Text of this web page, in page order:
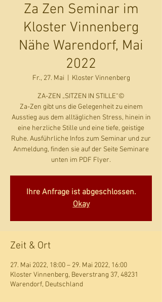
Za Zen Seminar im
Kloster Vinnenberg
Nähe Warendorf, Mai
2022
Fr., 27. Mai Kloster Vinnenberg
ZA-ZEN „SITZEN IN STILLE“©
Za-Zen gibt uns die Gelegenheit zu einem
Ausstieg aus dem alltäglichen Stress, hinein in
eine herzliche Stille und eine tiefe, geistige
Ruhe. Ausführliche Infos zum Seminar und zur
Anmeldung, finden sie auf der Seite Seminare
unten im PDF Flyer.
Ihre Anfrage ist abgeschlossen.
Okay
Zeit & Ort
27. Mai 2022, 18:00 – 29. Mai 2022, 16:00
Kloster Vinnenberg, Beverstrang 37, 48231
Warendorf, Deutschland